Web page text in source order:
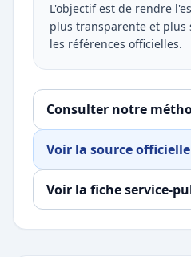
L'objectif est de rendre
plus transparente et plus
les références officielles.
Consulter notre
Voir la source officielle
Voir la fiche service-